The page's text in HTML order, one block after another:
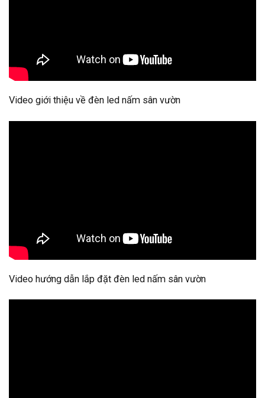
Video giới thiệu về đèn led nấm sân vườn
Video hướng dẫn lắp đặt đèn led nấm sân vườn